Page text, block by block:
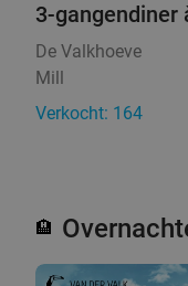
3-gangendiner
De Valkhoeve
Mill
Verkocht: 164
🏨